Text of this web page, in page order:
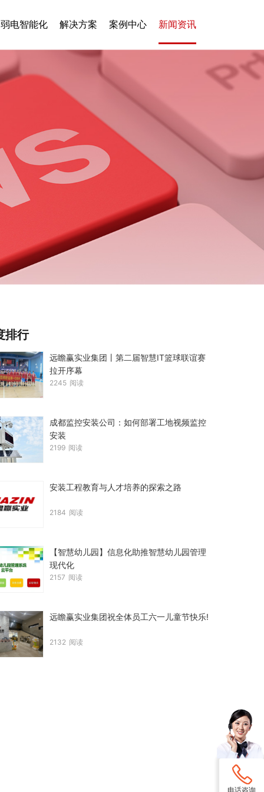
弱电智能化 解决方案 案例中心 新闻资讯
排行
远瞻赢实业集团丨第二届智慧IT篮球联谊赛
拉开序幕
2245 阅读
成都监控安装公司：如何部署工地视频监控
安装
2199 阅读
安装工程教育与人才培养的探索之路
2184 阅读
【智慧幼儿园】信息化助推智慧幼儿园管理
现代化
2157 阅读
远瞻赢实业集团祝全体员工六一儿童节快乐!
2132 阅读
电话咨询